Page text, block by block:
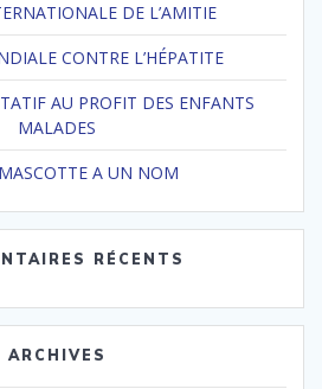
DE L’AMITIE
CONTRE L’HÉPATITE
AU PROFIT DES ENFANTS
MALADES
A UN NOM
RÉCENTS
ARCHIVES